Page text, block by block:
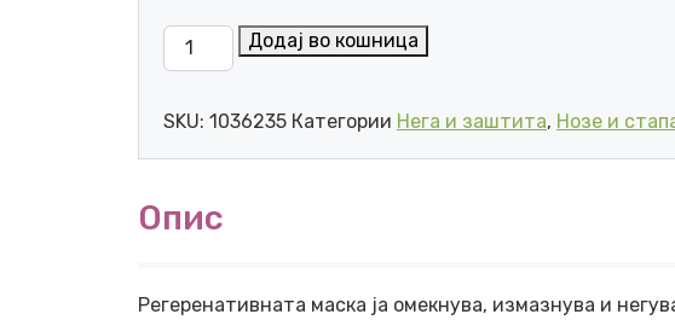
PARASOFTIN РЕГЕНЕРАТИВНА МАСКА ЗА СТАПАЛА-
Додај во кошница
SKU: 1036235 Категории Нега и заштита, Нозе и
Опис
Регеренативната маска ја омекнува, измазнува и